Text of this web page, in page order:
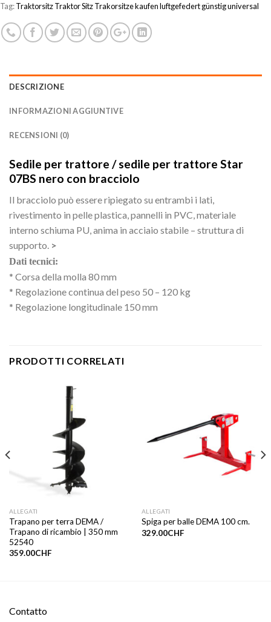
Tag:Traktorsitz Traktor Sitz Trakorsitze kaufen luftgefedert günstig universal
DESCRIZIONE
INFORMAZIONI AGGIUNTIVE
RECENSIONI (0)
Sedile per trattore / sedile per trattore Star
07BS nero con bracciolo
Il bracciolo può essere ripiegato su entrambi i lati,
rivestimento in pelle plastica, pannelli in PVC, materiale
interno schiuma PU, anima in acciaio stabile – struttura di
supporto. >
Dati tecnici:
* Corsa della molla 80 mm
* Regolazione continua del peso 50 – 120 kg
* Regolazione longitudinale 150 mm
PRODOTTI CORRELATI
ALLEGATI
Trapano per terra DEMA /
Trapano di ricambio | 350 mm
52540
359.00CHF
ALLEGATI
Spiga per balle DEMA 100 cm.
329.00CHF
Contatto​